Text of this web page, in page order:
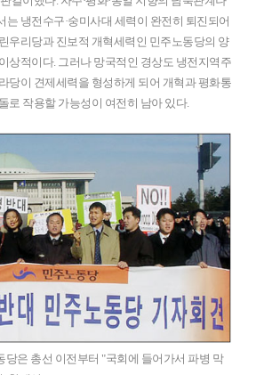
는 냉전수구·숭미사대 세력이 완전히 퇴진되어
우리당과 진보적 개혁세력인 민주노동당의 양
상적이다. 그러나 망국적인 경상도 냉전지역주
당이 견제세력을 형성하게 되어 개혁과 평화통
로 작용할 가능성이 여전히 남아 있다.
당은 총선 이전부터 "국회에 들어가서 파병 막